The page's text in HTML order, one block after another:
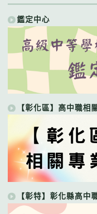
鑑定中心
【彰化區】高中職相
【彰特】彰化縣高